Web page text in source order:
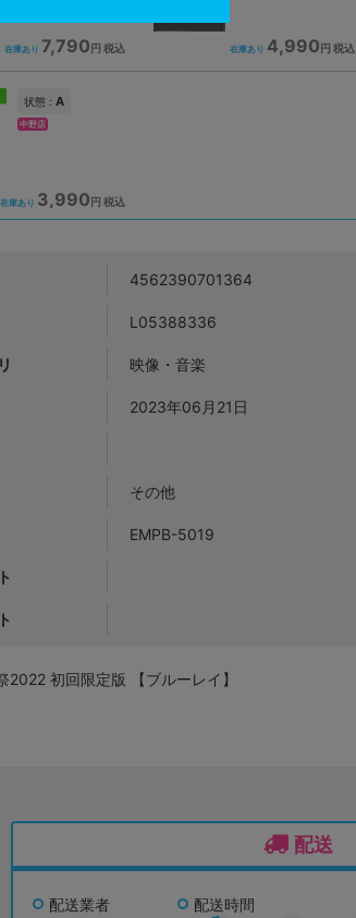
在庫あり 7,790 円 税込 在庫あり 4,990 円 税込
状態 : A
中野店
在庫あり 3,990円 税込
4562390701364
L05388336
映像・音楽
2023年06月21日
その他
EMPB-5019
初回限定版 【ブルーレイ】
配送
配送業者 配送時間